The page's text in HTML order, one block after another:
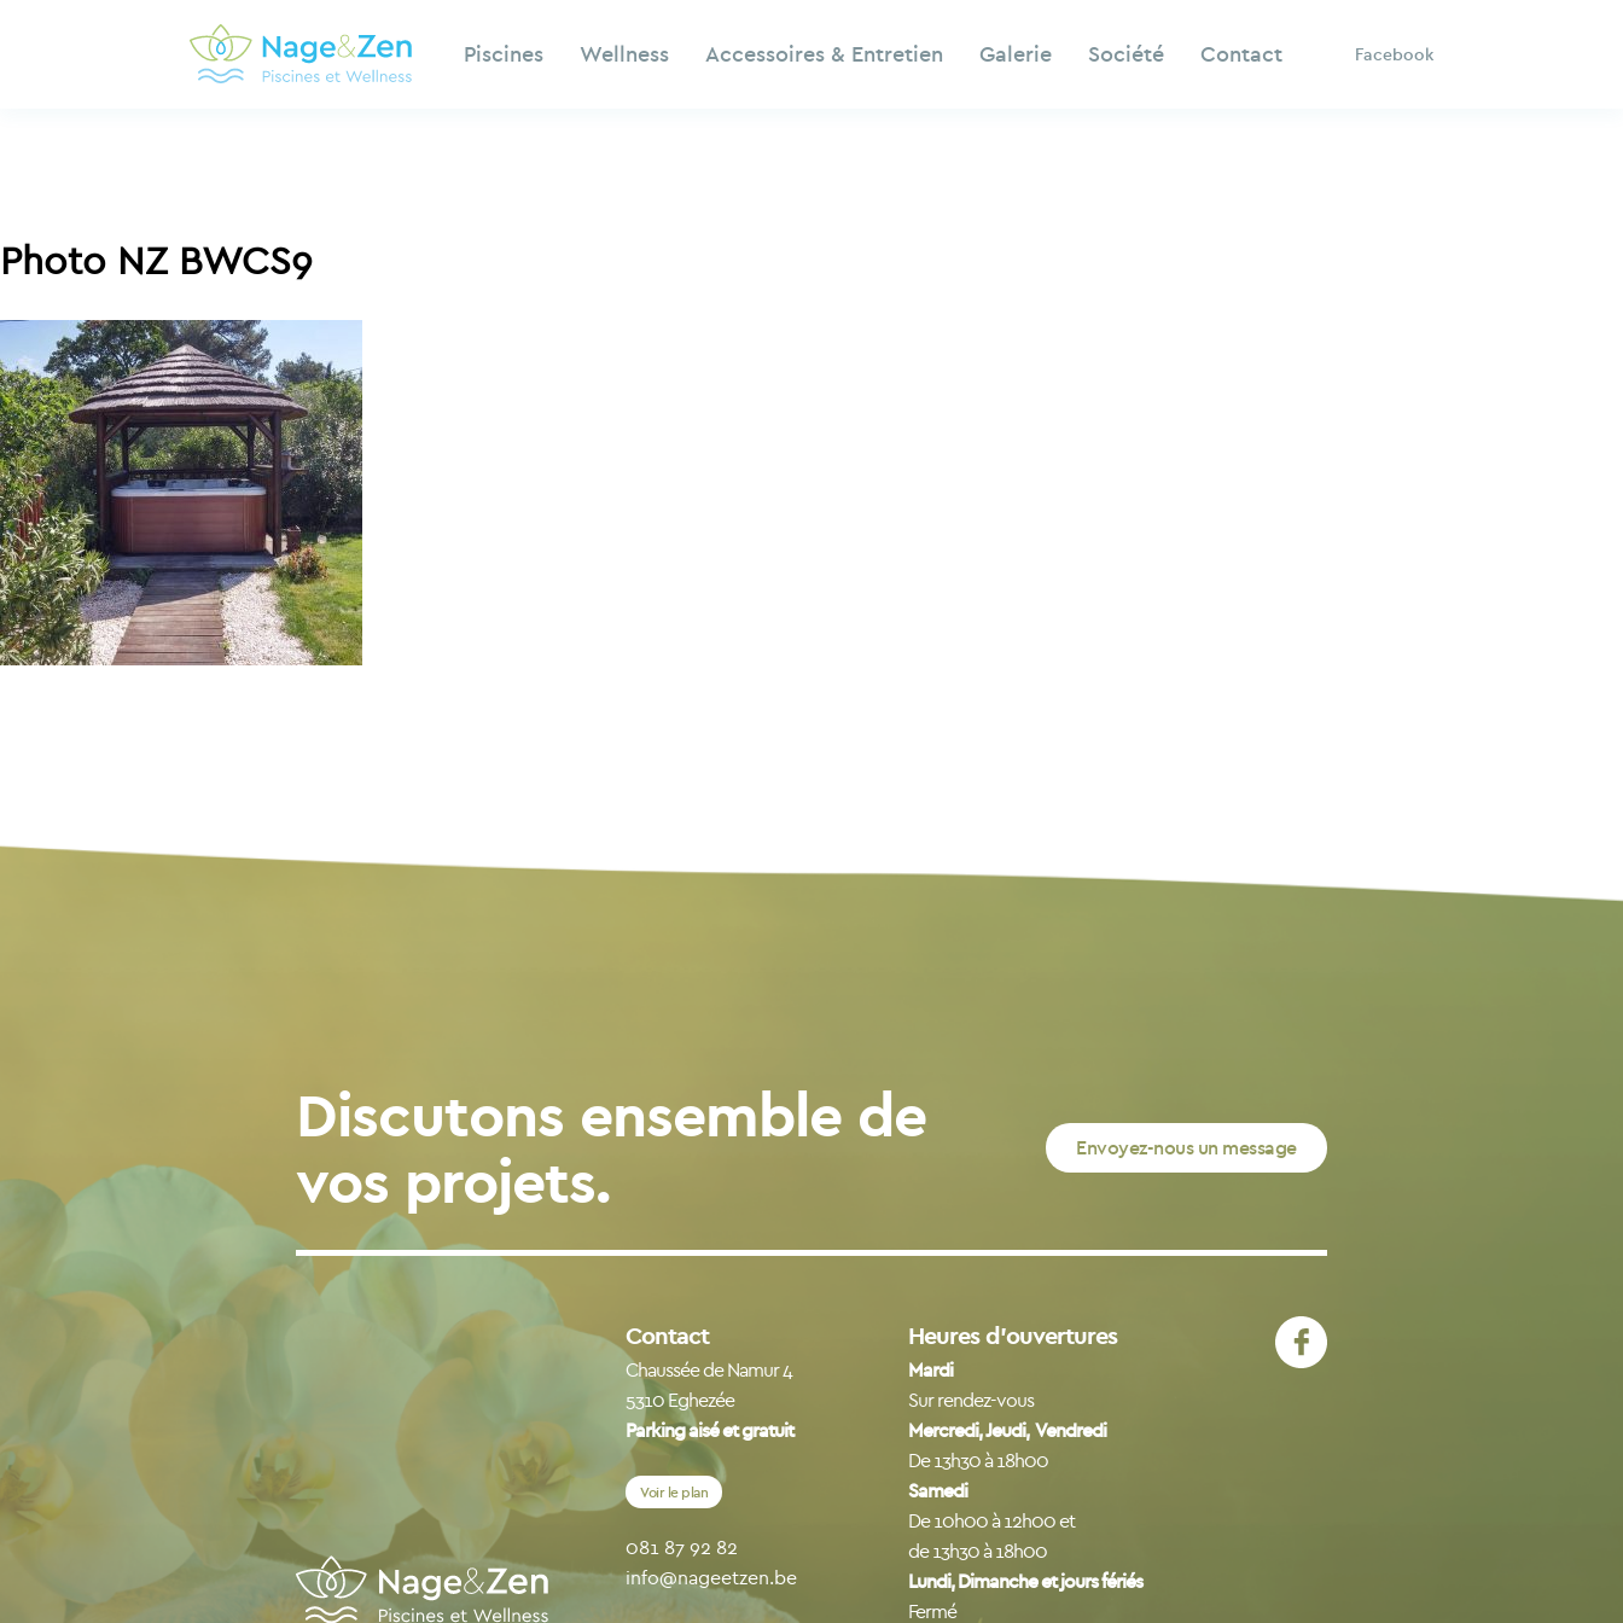
Piscines Wellness Accessoires & Entretien Galerie Société Contact Facebook
Photo NZ BWCS9
Discutons ensemble de
vos projets.
Envoyez-nous un message
Contact
Chaussée de Namur 4
5310 Eghezée
Parking aisé et gratuit
Voir le plan
081 87 92 82
info@nageetzen.be
Heures d’ouvertures
Mardi
Sur rendez-vous
Mercredi, Jeudi, Vendredi
De 13h30 à 18h00
Samedi
De 10h00 à 12h00 et
de 13h30 à 18h00
Lundi, Dimanche et jours fériés
Fermé